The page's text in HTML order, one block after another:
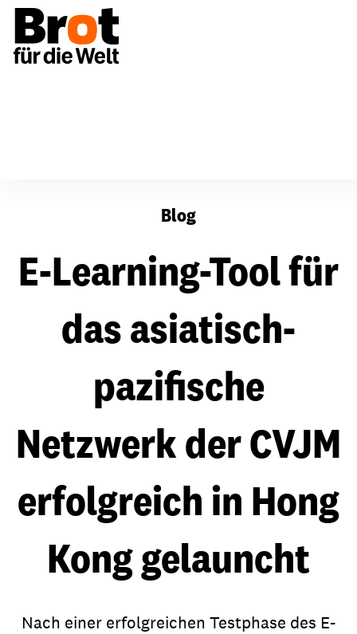
Blog
E-Learning-Tool für
das asiatisch-
pazifische
Netzwerk der CVJM
erfolgreich in Hong
Kong gelauncht
Nach einer erfolgreichen Testphase des E-